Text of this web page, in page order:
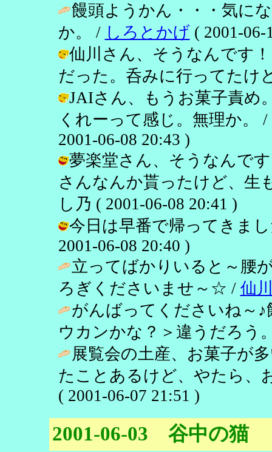
饅頭ようかん・・・気に
か。 / しろとかげ( 2001-06-
仙川さん、そうなんです
だった。呑みに行ってたけ
JAIさん、もうお菓子責め
くれーって感じ。無理か。
2001-06-08 20:43 )
夢楽堂さん、そうなんで
さんなんか貰ったけど、生
し乃 ( 2001-06-08 20:41 )
今日は早番で帰ってきま
2001-06-08 20:40 )
立ってばかりいると～
ろぎくださいませ～☆ / 仙
がんばってくださいね～
ウカンかな？＞違うだろう
展覧会の土産、お菓子が
たことあるけど、やたら、
( 2001-06-07 21:51 )
2001-06-03 谷中の猫